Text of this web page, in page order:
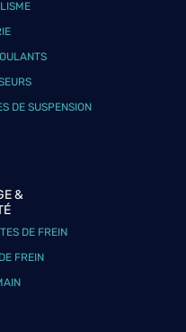
DE SUSPENSION
&
DE FREIN
FREIN